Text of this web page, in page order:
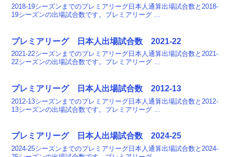
2018-19シーズンまでのプレミアリーグ日本人通算出場試合数と2018-
19シーズンの出場試合数です。プレミアリーグ ...
プレミアリーグ 日本人出場試合数 2021-22
2021-22シーズンまでのプレミアリーグ日本人通算出場試合数と2021-
22シーズンの出場試合数です。プレミアリーグ ...
プレミアリーグ 日本人出場試合数 2012-13
2012-13シーズンまでのプレミアリーグ日本人通算出場試合数と2012-
13シーズンの出場試合数です。プレミアリーグ ...
プレミアリーグ 日本人出場試合数 2024-25
2024-25シーズンまでのプレミアリーグ日本人通算出場試合数と2024-